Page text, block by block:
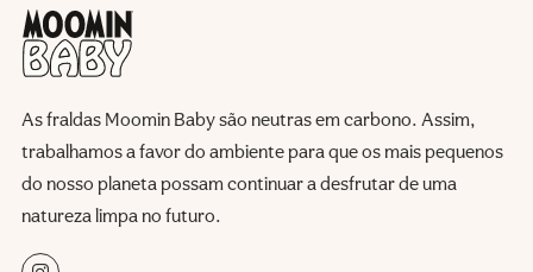
As fraldas Moomin Baby são neutras em carbono. Assim,
trabalhamos a favor do ambiente para que os mais pequenos
do nosso planeta possam continuar a desfrutar de uma
natureza limpa no futuro.